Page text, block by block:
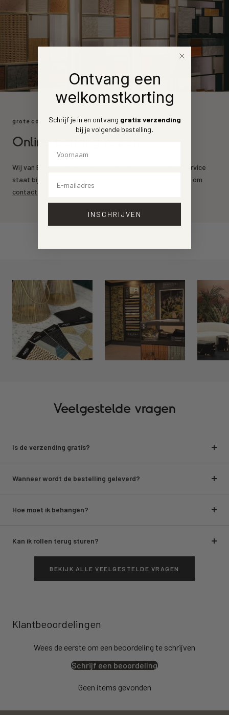
grote collectie
Online behang kopen
Wij van Behang.nl leveren de mooiste behang merken. Service
staat bij ons voorrop. Heeft u een vraag? Aarzel dan niet om
contact
Veelgestelde vragen
Is de verzending gratis?
Wanneer wordt de bestelling geleverd?
Hoe moet ik behangen?
Kan ik rollen terug sturen?
BEKIJK ALLE VEELGESTELDE VRAGEN
Klantbeoordelingen
Wees de eerste om een beoordeling te schrijven
Schrijf een beoordeling
Geen items gevonden
Ontvang een
welkomstkorting
Schrijf je in en ontvang gratis verzending
bij je volgende bestelling.
INSCHRIJVEN